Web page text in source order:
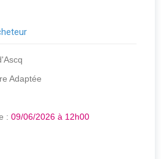
Adaptée
: 09/06/2026 à 12h00